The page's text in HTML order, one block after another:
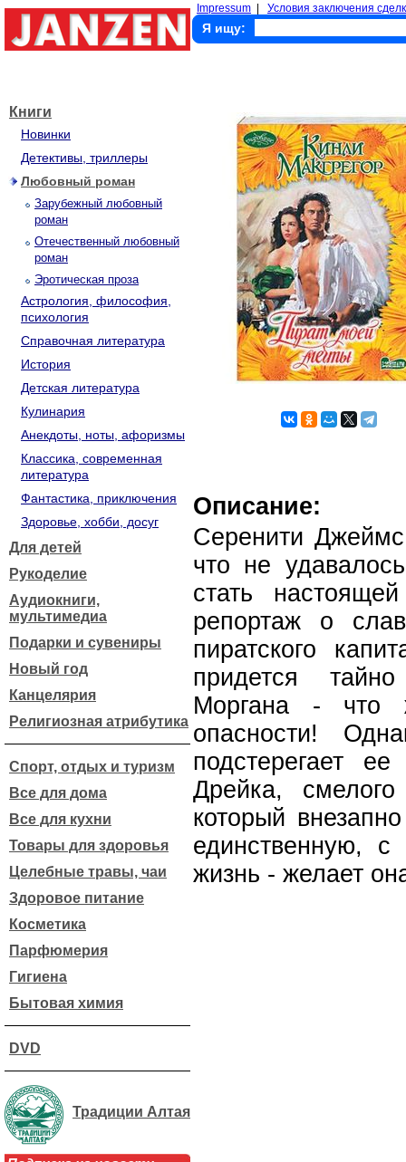
Impressum Условия заключения
Я ищу:
Книги
Новинки
Детективы, триллеры
Любовный роман
Зарубежный любовный
роман
Отечественный любовный
роман
Эротическая проза
Астрология, философия,
психология
Справочная литература
История
Детская литература
Кулинария
Анекдоты, ноты, афоризмы
Классика, современная
литература
Фантастика, приключения
Здоровье, хобби, досуг
Для детей
Рукоделие
Аудиокниги,
мультимедиа
Подарки и сувениры
Новый год
Канцелярия
Религиозная атрибутика
Спорт, отдых и туризм
Все для дома
Все для кухни
Товары для здоровья
Целебные травы, чаи
Здоровое питание
Косметика
Парфюмерия
Гигиена
Бытовая химия
DVD
Традиции Алтая
Описание:
Серенити
что не
стать
репортаж о
пиратского
придется
Моргана - что
опасности!
подстерегает
Дрейка,
который
единственную,
жизнь - желает